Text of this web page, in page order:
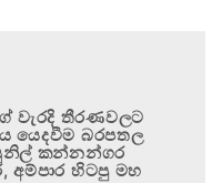
වැරදි තීරණවලට
යෙදවීම බරපතල
කන්නන්ගර
හිටපු මහ